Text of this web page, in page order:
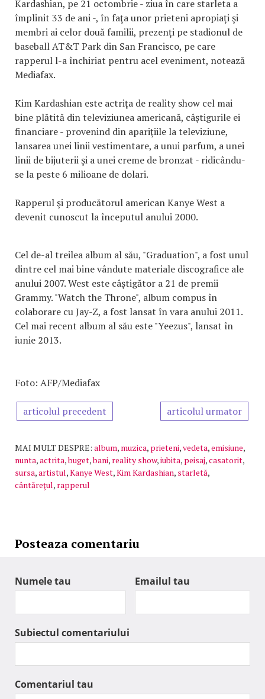
Kardashian, pe 21 octombrie - ziua în care starleta a
împlinit 33 de ani -, în faţa unor prieteni apropiaţi şi
membri ai celor două familii, prezenţi pe stadionul de
baseball AT&T Park din San Francisco, pe care
rapperul l-a închiriat pentru acel eveniment, notează
Mediafax.
Kim Kardashian este actriţa de reality show cel mai
bine plătită din televiziunea americană, câştigurile ei
financiare - provenind din apariţiile la televiziune,
lansarea unei linii vestimentare, a unui parfum, a unei
linii de bijuterii şi a unei creme de bronzat - ridicându-
se la peste 6 milioane de dolari.
Rapperul şi producătorul american Kanye West a
devenit cunoscut la începutul anului 2000.
Cel de-al treilea album al său, "Graduation", a fost unul
dintre cel mai bine vândute materiale discografice ale
anului 2007. West este câştigător a 21 de premii
Grammy. "Watch the Throne", album compus în
colaborare cu Jay-Z, a fost lansat în vara anului 2011.
Cel mai recent album al său este "Yeezus", lansat în
iunie 2013.
Foto: AFP/Mediafax
articolul precedent articolul urmator
MAI MULT DESPRE: album, muzica, prieteni,vedeta,emisiune,
nunta,actrita,buget,bani, reality show,iubita, peisaj,casatorit,
sursa,artistul,Kanye West,Kim Kardashian, starletă,
cântăreţul, rapperul
Posteaza comentariu
Numele tau Emailul tau
Subiectul comentariului
Comentariul tau